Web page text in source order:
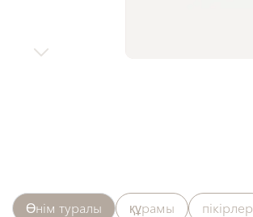
Өнім туралы құрамы пікірлер